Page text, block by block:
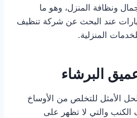
ونظافة المنزل، وهو ما
عند البحث عن شركة تنظيف
المنزلية.
البرشاء
الأمثل للتخلص من الأوساخ
الكنب والتي لا تظهر على